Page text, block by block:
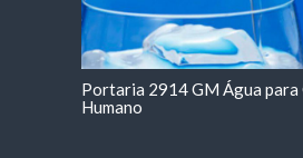
Portaria 2914 GM Água para
Humano